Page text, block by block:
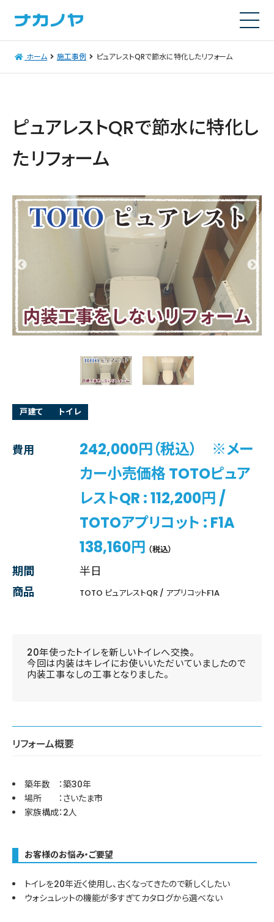
ホーム 施工事例 ピュアレストQRで節水に特化したリフォーム
ピュアレストQRで節水に特化し
たリフォーム
戸建て トイレ
費用
242,000円（税込） ※メー
カー小売価格 TOTOピュア
レストQR : 112,200円 /
TOTOアプリコット : F1A
138,160円 （税込）
期間
半日
商品
TOTO ピュアレストQR / アプリコットF1A
20年使ったトイレを新しいトイレへ交換。
今回は内装はキレイにお使いいただいていましたので
内装工事なしの工事となりました。
リフォーム概要
築年数 ：築30年
場所 ：さいたま市
家族構成：2人
お客様のお悩み・ご要望
トイレを20年近く使用し、古くなってきたので新しくしたい
ウォシュレットの機能が多すぎてカタログから選べない